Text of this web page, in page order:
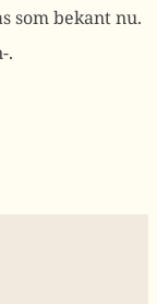
som bekant nu.
.